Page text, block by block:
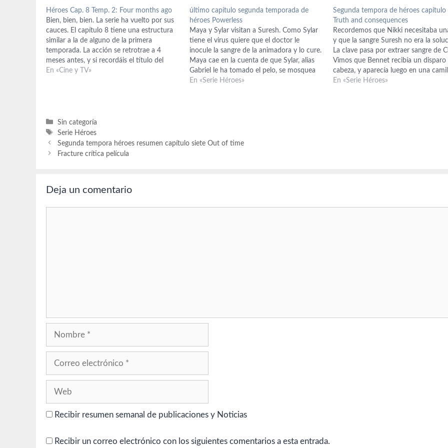
Héroes Cap. 8 Temp. 2: Four months ago
Bien, bien, bien. La serie ha vuelto por sus
cauces. El capítulo 8 tiene una estructura
similar a la de alguno de la primera
temporada. La acción se retrotrae a 4
meses antes, y si recordáis el título del
primer episodio de esta 2ª temporada, era
En «Cine y TV»
último capítulo segunda temporada de
héroes Powerless
Maya y Sylar visitan a Suresh. Como Sylar
tiene el virus quiere que el doctor le
inocule la sangre de la animadora y lo cure.
Maya cae en la cuenta de que Sylar, alias
Gabriel le ha tomado el pelo, se mosquea
sus ojos ennegrecen pero finalmente ceja
En «Serie Héroes»
Segunda tempora de héroes capítulo
Truth and consequences
Recordemos que Nikki necesitaba
y que la sangre Suresh no era la
La clave pasa por extraer sangre de
Vimos que Bennet recibía un disparo
cabeza, y aparecía luego en una
recuperado, gracias a una transfusión
En «Serie Héroes»
Categorías
Sin categoría
Etiquetas
Serie Héroes
Segunda tempora héroes resumen capítulo siete Out of time
Fracture crítica película
Deja un comentario
Recibir resumen semanal de publicaciones y Noticias
Recibir un correo electrónico con los siguientes comentarios a esta entrada.